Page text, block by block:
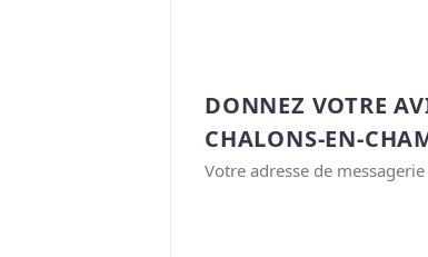
DONNEZ VOTRE
CHALONS-EN-
Votre adresse de